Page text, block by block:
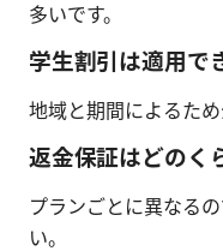
多いです。
学生割引は適用で
地域と期間によるた
返金保証はどのく
プランごとに異なる
い。